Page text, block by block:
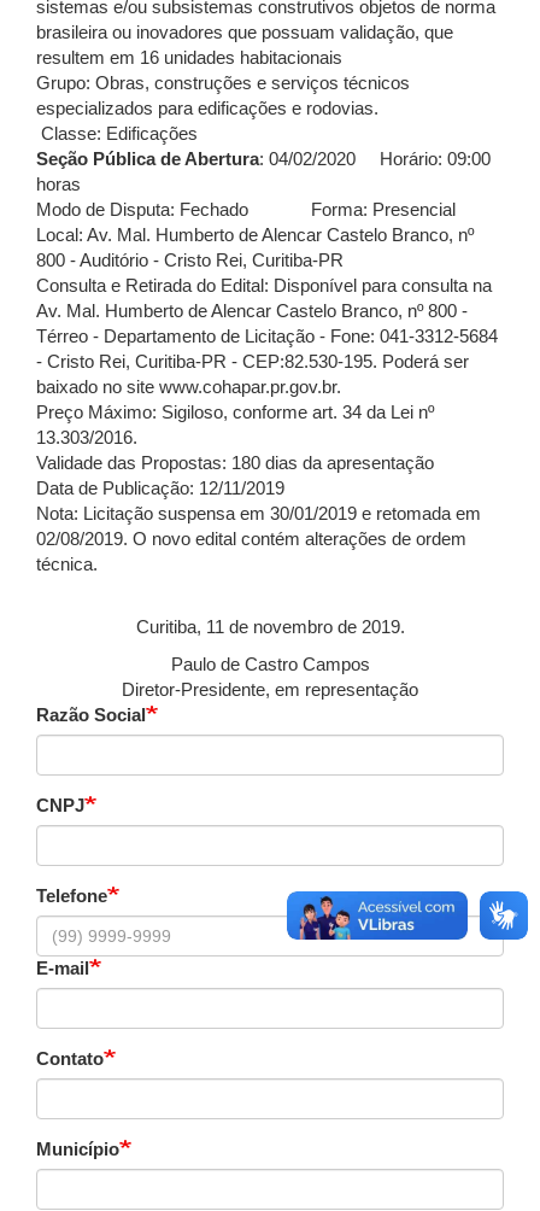
sistemas e/ou subsistemas construtivos objetos de norma
brasileira ou inovadores que possuam validação, que
resultem em 16 unidades habitacionais
Grupo: Obras, construções e serviços técnicos
especializados para edificações e rodovias.
Classe: Edificações
Seção Pública de Abertura: 04/02/2020 Horário: 09:00
horas
Modo de Disputa: Fechado Forma: Presencial
Local: Av. Mal. Humberto de Alencar Castelo Branco, nº
800 - Auditório - Cristo Rei, Curitiba-PR
Consulta e Retirada do Edital: Disponível para consulta na
Av. Mal. Humberto de Alencar Castelo Branco, nº 800 -
Térreo - Departamento de Licitação - Fone: 041-3312-5684
- Cristo Rei, Curitiba-PR - CEP:82.530-195. Poderá ser
baixado no site www.cohapar.pr.gov.br.
Preço Máximo: Sigiloso, conforme art. 34 da Lei nº
13.303/2016.
Validade das Propostas: 180 dias da apresentação
Data de Publicação: 12/11/2019
Nota: Licitação suspensa em 30/01/2019 e retomada em
02/08/2019. O novo edital contém alterações de ordem
técnica.
Curitiba, 11 de novembro de 2019.
Paulo de Castro Campos
Diretor-Presidente, em representação
Razão Social
CNPJ
Telefone
E-mail
Contato
Município